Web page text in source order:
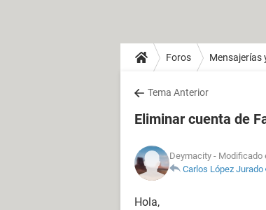
Foros Mensajerías
Tema Anterior
Eliminar cuenta de
Deymacity - Modificado
Carlos López Jurado
Hola,